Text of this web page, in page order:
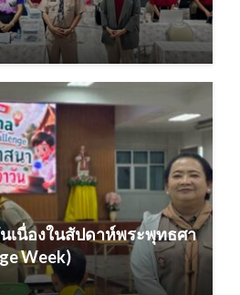
เนื่องในสัปดาห์พระพุทธศา
Week)